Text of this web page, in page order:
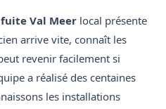
Val Meer local présente
arrive vite, connaît les
revenir facilement si
a réalisé des centaines
les installations